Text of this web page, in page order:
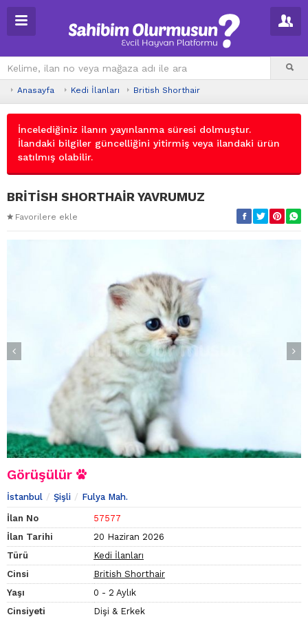
Anasayfa Kedi İlanları British Shorthair
İncelediğiniz ilanın yayınlanma süresi dolmuştur.
İlandaki bilgiler güncelliğini yitirmiş veya ilandaki ürün
satılmış olabilir.
BRİTİSH SHORTHAİR YAVRUMUZ
Favorilere ekle
Görüşülür
İstanbul Şişli Fulya Mah.
İlan No
57577
İlan Tarihi
20 Haziran 2026
Türü
Kedi İlanları
Cinsi
British Shorthair
Yaşı
0 - 2 Aylık
Cinsiyeti
Dişi & Erkek